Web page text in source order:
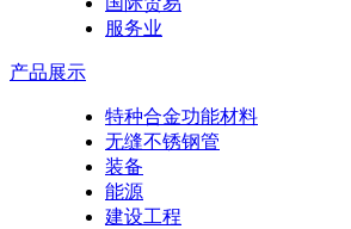
服务业
产品展示
特种合金功能材料
无缝不锈钢管
装备
能源
建设工程